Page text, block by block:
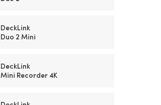
DeckLink
Duo 2 Mini
DeckLink
Mini Recorder 4K